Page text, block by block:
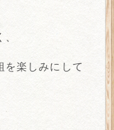
を楽しみにして